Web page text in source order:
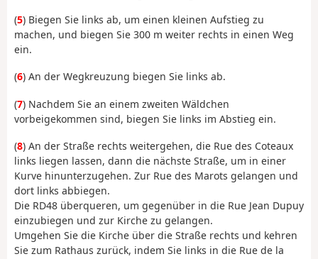
(5) Biegen Sie links ab, um einen kleinen Aufstieg zu
machen, und biegen Sie 300 m weiter rechts in einen Weg
ein.
(6) An der Wegkreuzung biegen Sie links ab.
(7) Nachdem Sie an einem zweiten Wäldchen
vorbeigekommen sind, biegen Sie links im Abstieg ein.
(8) An der Straße rechts weitergehen, die Rue des Coteaux
links liegen lassen, dann die nächste Straße, um in einer
Kurve hinunterzugehen. Zur Rue des Marots gelangen und
dort links abbiegen.
Die RD48 überqueren, um gegenüber in die Rue Jean Dupuy
einzubiegen und zur Kirche zu gelangen.
Umgehen Sie die Kirche über die Straße rechts und kehren
Sie zum Rathaus zurück, indem Sie links in die Rue de la